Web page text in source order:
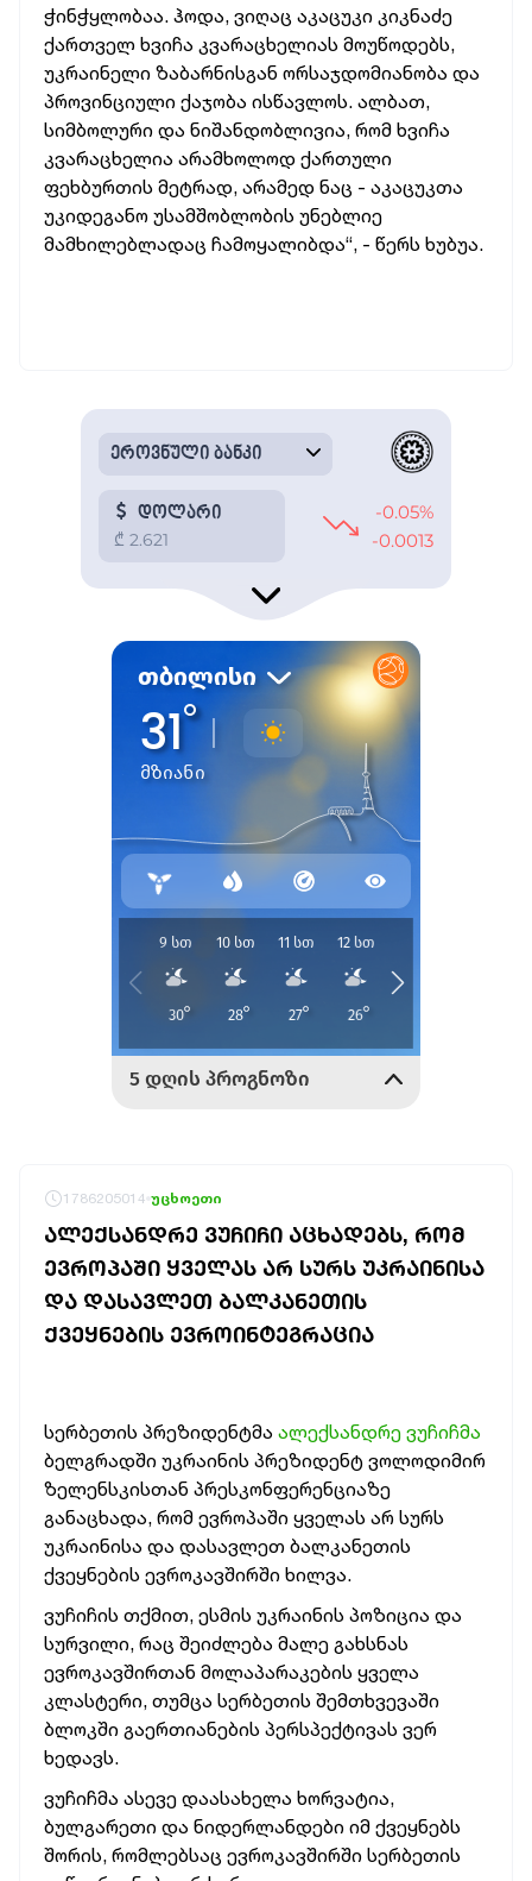
ჭინჭყლობაა. ჰოდა, ვიღაც აკაცუკი კიკნაძე
ქართველ ხვიჩა კვარაცხელიას მოუწოდებს,
უკრაინელი ზაბარნისგან ორსაჯდომიანობა და
პროვინციული ქაჯობა ისწავლოს. ალბათ,
სიმბოლური და ნიშანდობლივია, რომ ხვიჩა
კვარაცხელია არამხოლოდ ქართული
ფეხბურთის მეტრად, არამედ ნაც - აკაცუკთა
უკიდეგანო უსამშობლობის უნებლიე
მამხილებლადაც ჩამოყალიბდა“, - წერს ხუბუა.
1786205014 უცხოეთი
ᲐᲚᲔᲥᲡᲐᲜᲓᲠᲔ ᲕᲣᲩᲘᲩᲘ ᲐᲪᲮᲐᲓᲔᲑᲡ, ᲠᲝᲛ
ᲔᲕᲠᲝᲞᲐᲨᲘ ᲧᲕᲔᲚᲐᲡ ᲐᲠ ᲡᲣᲠᲡ ᲣᲙᲠᲐᲘᲜᲘᲡᲐ
ᲓᲐ ᲓᲐᲡᲐᲕᲚᲔᲗ ᲑᲐᲚᲙᲐᲜᲔᲗᲘᲡ
ᲥᲕᲔᲧᲜᲔᲑᲘᲡ ᲔᲕᲠᲝᲘᲜᲢᲔᲒᲠᲐᲪᲘᲐ
სერბეთის პრეზიდენტმა ალექსანდრე ვუჩიჩმა
ბელგრადში უკრაინის პრეზიდენტ ვოლოდიმირ
ზელენსკისთან პრესკონფერენციაზე
განაცხადა, რომ ევროპაში ყველას არ სურს
უკრაინისა და დასავლეთ ბალკანეთის
ქვეყნების ევროკავშირში ხილვა.
ვუჩიჩის თქმით, ესმის უკრაინის პოზიცია და
სურვილი, რაც შეიძლება მალე გახსნას
ევროკავშირთან მოლაპარაკების ყველა
კლასტერი, თუმცა სერბეთის შემთხვევაში
ბლოკში გაერთიანების პერსპექტივას ვერ
ხედავს.
ვუჩიჩმა ასევე დაასახელა ხორვატია,
ბულგარეთი და ნიდერლანდები იმ ქვეყნებს
შორის, რომლებსაც ევროკავშირში სერბეთის